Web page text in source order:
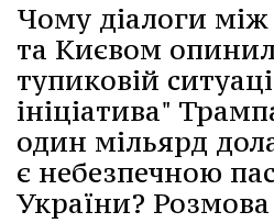
Чому діалоги
та Києвом
тупиковій
ініціатива"
один мільярд
є небезпечною
України?